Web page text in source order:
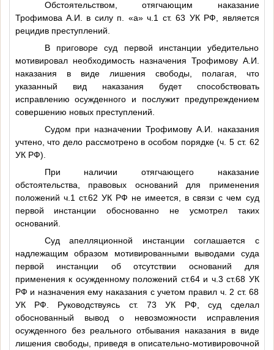
Обстоятельством, отягчающим наказание
Трофимова А.И. в силу п. «а» ч.1 ст. 63 УК РФ, является
рецидив преступлений.
В приговоре суд первой инстанции убедительно
мотивировал необходимость назначения Трофимову А.И.
наказания в виде лишения свободы, полагая, что
указанный вид наказания будет способствовать
исправлению осужденного и послужит предупреждением
совершению новых преступлений.
Судом при назначении Трофимову А.И. наказания
учтено, что дело рассмотрено в особом порядке (ч. 5 ст. 62
УК РФ).
При наличии отягчающего наказание
обстоятельства, правовых оснований для применения
положений ч.1 ст.62 УК РФ не имеется, в связи с чем суд
первой инстанции обоснованно не усмотрел таких
оснований.
Суд апелляционной инстанции соглашается с
надлежащим образом мотивированными выводами суда
первой инстанции об отсутствии оснований для
применения к осужденному положений ст.64 и ч.3 ст.68 УК
РФ и назначения ему наказания с учетом правил ч. 2 ст. 68
УК РФ. Руководствуясь ст. 73 УК РФ, суд сделал
обоснованный вывод о невозможности исправления
осужденного без реального отбывания наказания в виде
лишения свободы, приведя в описательно-мотивировочной